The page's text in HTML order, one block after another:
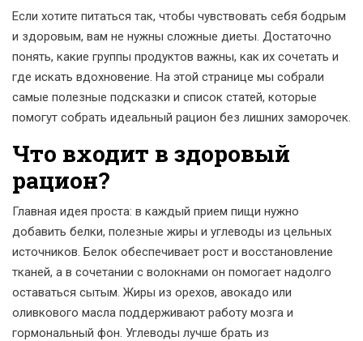
Если хотите питаться так, чтобы чувствовать себя бодрым
и здоровым, вам не нужны сложные диеты. Достаточно
понять, какие группы продуктов важны, как их сочетать и
где искать вдохновение. На этой странице мы собрали
самые полезные подсказки и список статей, которые
помогут собрать идеальный рацион без лишних заморочек.
Что входит в здоровый
рацион?
Главная идея проста: в каждый прием пищи нужно
добавить белки, полезные жиры и углеводы из цельных
источников. Белок обеспечивает рост и восстановление
тканей, а в сочетании с волокнами он помогает надолго
оставаться сытым. Жиры из орехов, авокадо или
оливкового масла поддерживают работу мозга и
гормональный фон. Углеводы лучше брать из